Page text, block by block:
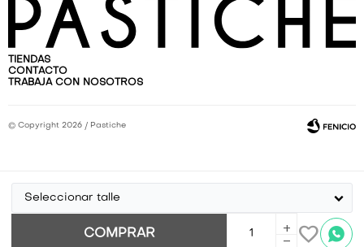
Seleccionar talle
COMPRAR
add
remove
Por
consultas
no dudes
en
TIENDAS
CONTACTO
TRABAJA CON NOSOTROS
© Copyright 2026 / Pastiche
Fenicio